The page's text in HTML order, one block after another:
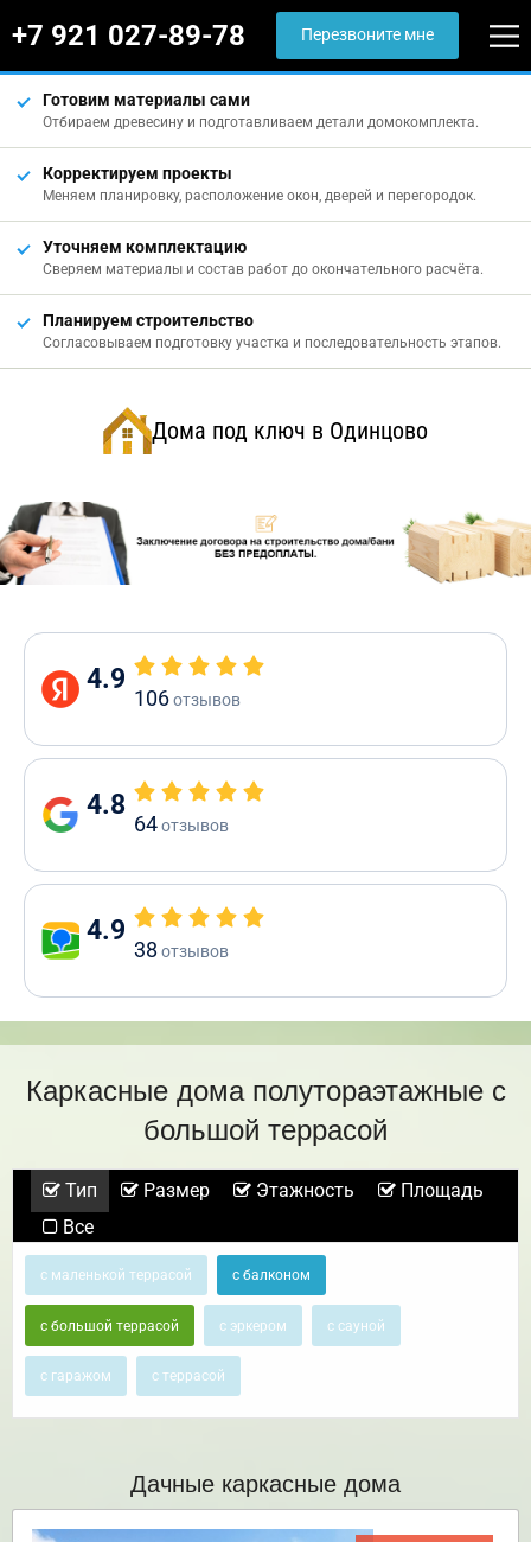
+7 921 027-89-78 Перезвоните мне
Готовим материалы сами
Отбираем древесину и подготавливаем детали домокомплекта.
Корректируем проекты
Меняем планировку, расположение окон, дверей и перегородок.
Уточняем комплектацию
Сверяем материалы и состав работ до окончательного расчёта.
Планируем строительство
Согласовываем подготовку участка и последовательность этапов.
Дома под ключ в Одинцово
4.9
106отзывов
4.8
64отзывов
4.9
38 отзывов
Каркасные дома полутораэтажные с
большой террасой
Тип Размер Этажность
Площадь
Все
с маленькой террасой с балконом
с большой террасой с эркером с сауной
с гаражом с террасой
Дачные каркасные дома